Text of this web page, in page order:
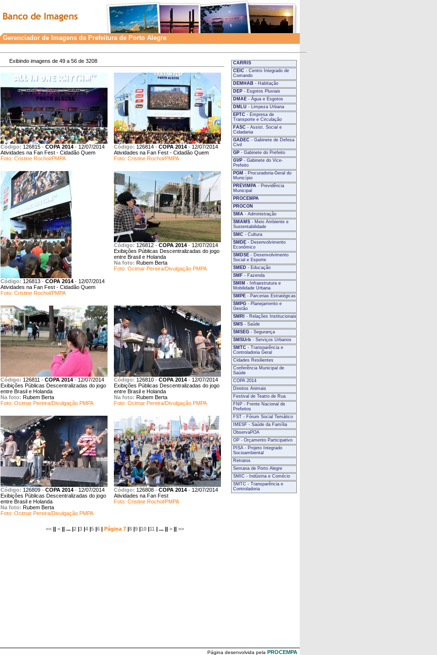
Gerenciador de Imagens da Prefeitura de Porto Alegre
CARRIS
CEIC - Centro Integrado de
Comando
DEMHAB - Habitação
DEP - Esgotos Pluviais
DMAE - Água e Esgotos
DMLU - Limpeza Urbana
EPTC - Empresa de
Transporte e Circulação
FASC - Assist. Social e
Cidadania
GADEC - Gabinete de Defesa
Civil
GP - Gabinete do Prefeito
GVP - Gabinete do Vice-
Prefeito
PGM - Procuradoria-Geral do
Município
PREVIMPA - Previdência
Municipal
PROCEMPA
PROCON
SMA - Administração
SMAMS - Meio Ambiente e
Sustentabilidade
SMC - Cultura
SMDE - Desenvolvimento
Econômico
SMDSE - Desenvolvimento
Social e Esporte
SMED - Educação
SMF - Fazenda
SMIM - Infraestrutura e
Mobilidade Urbana
SMPE - Parcerias Estratégicas
SMPG - Planejamento e
Gestão
SMRI
- Relações Institucionais
SMS - Saúde
SMSEG - Segurança
SMSUrb - Serviços Urbanos
SMTC - Transparência e
Controladoria Geral
Cidades Resilientes
Conferência Municipal de
Saúde
COPA 2014
Direitos Animais
Festival de Teatro de Rua
FNP - Frente Nacional de
Prefeitos
FST - Fórum Social Temático
IMESF - Saúde da Família
ObservaPOA
OP - Orçamento Participativo
PISA - Projeto Integrado
Socioambiental
Retratos
Semana de Porto Alegre
SMIC - Indústria e Comécio
SMTC - Transparência e
Controladoria
Exibindo imagens de 49 a 56 de 3208
Código: 126815 - COPA 2014 - 12/07/2014
Atividades na Fan Fest - Cidadão Quem
Foto: Cristine Rochol/PMPA
Código: 126814 - COPA 2014 - 12/07/2014
Atividades na Fan Fest - Cidadão Quem
Foto: Cristine Rochol/PMPA
Código: 126813 - COPA 2014 - 12/07/2014
Atividades na Fan Fest - Cidadão Quem
Foto: Cristine Rochol/PMPA
Código: 126812 - COPA 2014 - 12/07/2014
Exibições Públicas Descentralizadas do jogo
entre Brasil e Holanda
Na foto: Rubem Berta
Foto: Ocimar Pereira/Divulgação PMPA
Código: 126811 - COPA 2014 - 12/07/2014
Exibições Públicas Descentralizadas do jogo
entre Brasil e Holanda
Na foto: Rubem Berta
Foto: Ocimar Pereira/Divulgação PMPA
Código: 126810 - COPA 2014 - 12/07/2014
Exibições Públicas Descentralizadas do jogo
entre Brasil e Holanda
Na foto: Rubem Berta
Foto: Ocimar Pereira/Divulgação PMPA
Código: 126809 - COPA 2014 - 12/07/2014
Exibições Públicas Descentralizadas do jogo
entre Brasil e Holanda
Na foto: Rubem Berta
Foto: Ocimar Pereira/Divulgação PMPA
Código: 126808 - COPA 2014 - 12/07/2014
Atividades na Fan Fest
Foto: Cristine Rochol/PMPA
<<|| <|| ... |2|3|4|5|6|Página 7 |8|9|10|11 | ... || > || >>
Página desenvolvida pela PROCEMPA